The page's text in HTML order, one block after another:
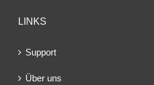
LINKS
Support
Über uns